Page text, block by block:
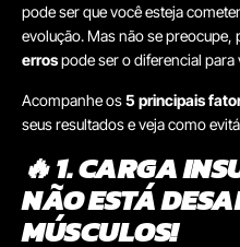
pode ser que você esteja
evolução. Mas não se preocupe,
errospode ser o diferencial
Acompanhe os5 principais
seus resultados e veja como
🔥 1. CARGA
NÃO ESTÁ
MÚSCULOS!